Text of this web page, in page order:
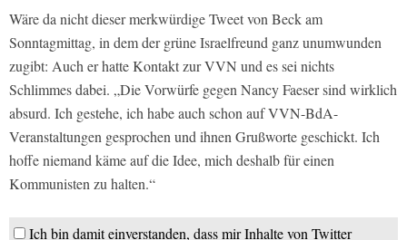
Wäre da nicht dieser merkwürdige Tweet von Beck am
Sonntagmittag, in dem der grüne Israelfreund ganz unumwunden
zugibt: Auch er hatte Kontakt zur VVN und es sei nichts
Schlimmes dabei. „Die Vorwürfe gegen Nancy Faeser sind wirklich
absurd. Ich gestehe, ich habe auch schon auf VVN-BdA-
Veranstaltungen gesprochen und ihnen Grußworte geschickt. Ich
hoffe niemand käme auf die Idee, mich deshalb für einen
Kommunisten zu halten.“
Ich bin damit einverstanden, dass mir Inhalte von Twitter